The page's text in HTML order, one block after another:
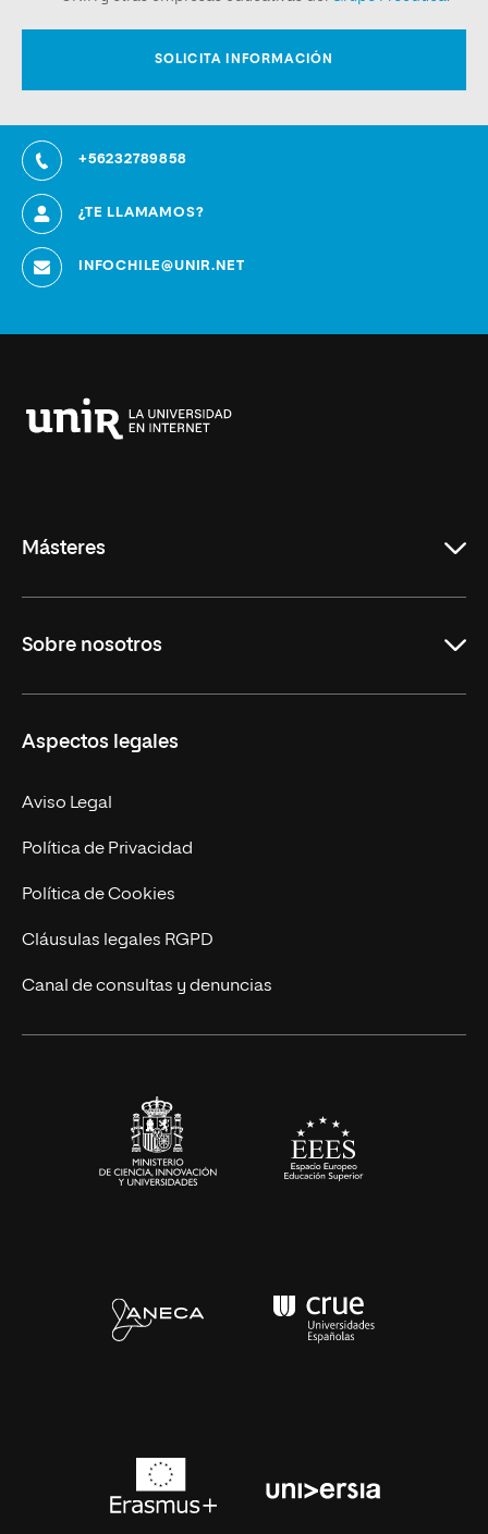
+56232789858
¿TE LLAMAMOS?
INFOCHILE@UNIR.NET
Másteres
Derecho
Empresa
MBA
Marketing y Comunicación
Ingeniería
Diseño
Ciencias de la Salud
Sobre nosotros
Nuestro Equipo
Contacto
Aspectos legales
Aviso Legal
Política de Privacidad
Política de Cookies
Cláusulas legales RGPD
Canal de consultas y denuncias